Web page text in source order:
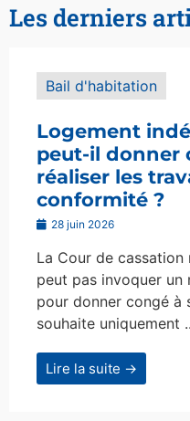
Les derniers
Bail d'habitation
Logement
peut-il donner
réaliser les
conformité ?
28 juin 2026
La Cour de cassation
peut pas invoquer
pour donner congé à
souhaite uniquement
Lire la suite →